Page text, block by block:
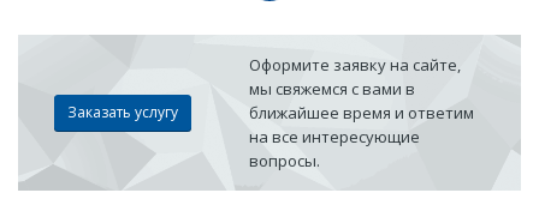
Заказать услугу
Оформите заявку на сайте,
мы свяжемся с вами в
ближайшее время и ответим
на все интересующие
вопросы.